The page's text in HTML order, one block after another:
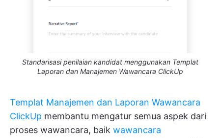
Standarisasi penilaian kandidat menggunakan Templat
Laporan dan Manajemen Wawancara ClickUp
Templat Manajemen dan Laporan Wawancara
ClickUp membantu mengatur semua aspek dari
proses wawancara, baik wawancara